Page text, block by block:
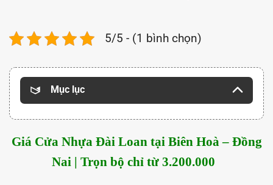
5/5 - (1 bình chọn)
Mục lục
Giá Cửa Nhựa Đài Loan tại Biên Hoà – Đồng
Nai | Trọn bộ chỉ từ 3.200.000